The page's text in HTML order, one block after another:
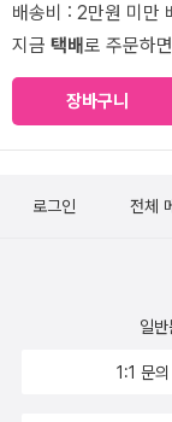
배송비 : 2만원 미만
지금 택배로 주문하면
장바구니
로그인 전체
일
1:1 문의